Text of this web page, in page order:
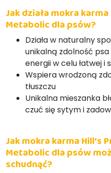
Jak działa mokra
Metabolic dla psów?
Działa w naturalny
unikalną zdolność
energii w celu łatwej i
Wspiera wrodzoną
tłuszczu
Unikalna mieszanka
czuć się sytym i
Jak mokra karma Hill's
Metabolic dla psów
schudnąć?